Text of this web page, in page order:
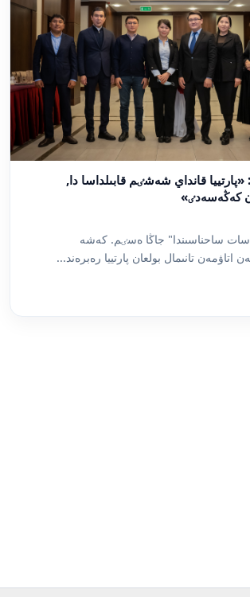
«پارتييا قانداي شەشٸم قابىلداسا دا,
كەڭەسەدٸ»
ساحناسىندا" جاڭا ەسٸم. كەشە
اتاۋمەن تانىمال بولعان پارتييا رەبرەند...